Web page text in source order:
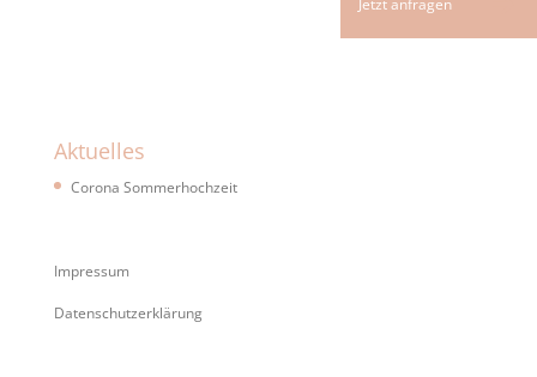
Aktuelles
Corona Sommerhochzeit
Impressum
Datenschutzerklärung